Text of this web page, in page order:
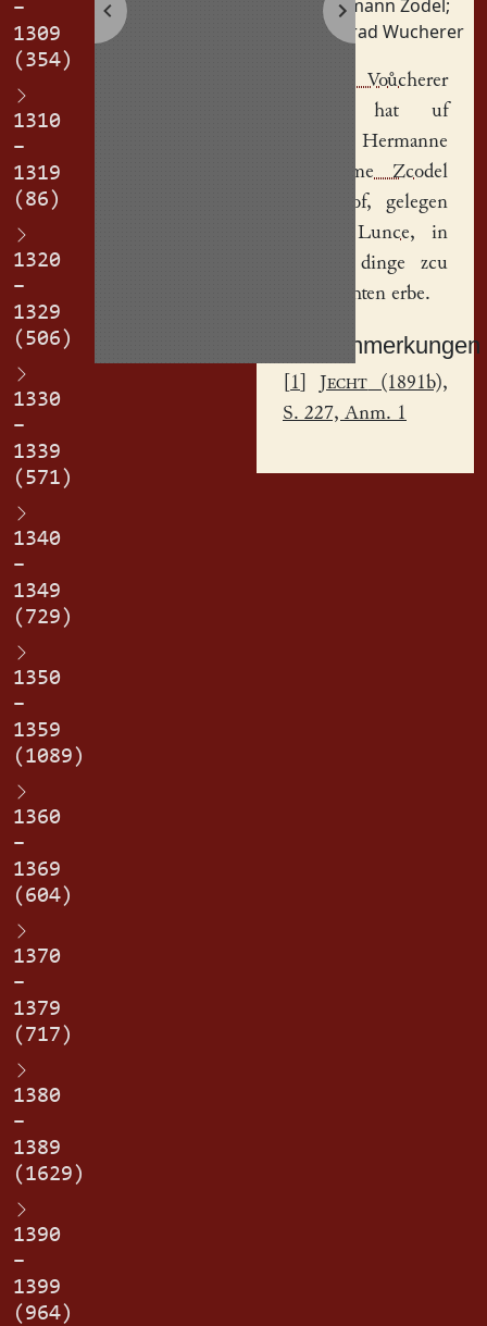
–
1309
(354)
1310
–
1319
(86)
1320
–
1329
(506)
1330
–
1339
(571)
1340
–
1349
(729)
1350
–
1359
(1089)
1360
–
1369
(604)
1370
–
1379
(717)
1380
–
1389
(1629)
1390
–
1399
(964)
Hermann Zodel;
Konrad Wucherer
Conrad, Voůcherer
genant, hat uf
Hermanne
von deme Zcodel
hof, gelegen
in der Lunce, in
jehetem dinge zcu
eime rechten erbe.
Sachanmerkungen
1 Jecht (1891b),
S. 227, Anm. 1